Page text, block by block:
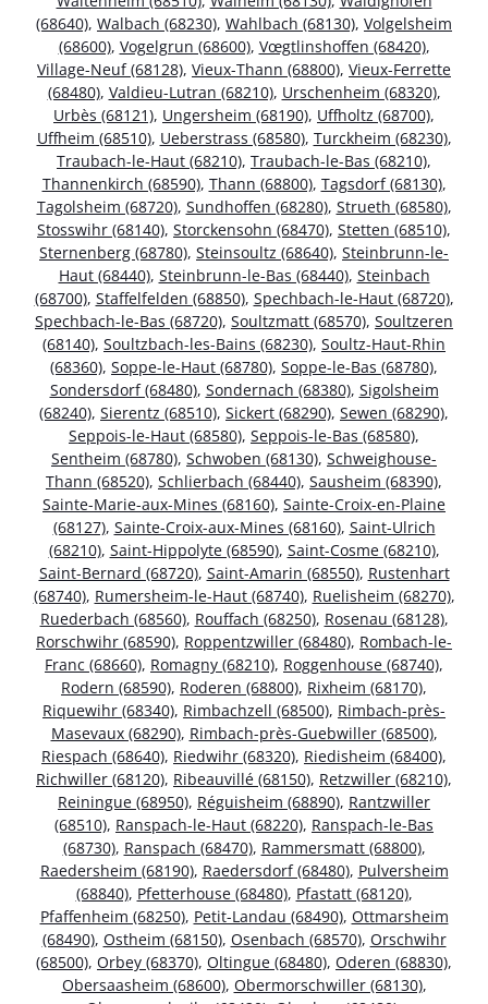
(68640), Walbach (68230), Wahlbach (68130), Volgelsheim
(68600), Vogelgrun (68600), Vœgtlinshoffen (68420),
Village-Neuf (68128), Vieux-Thann (68800), Vieux-Ferrette
(68480), Valdieu-Lutran (68210), Urschenheim (68320),
Urbès (68121), Ungersheim (68190), Uffholtz (68700),
Uffheim (68510), Ueberstrass (68580), Turckheim (68230),
Traubach-le-Haut (68210), Traubach-le-Bas (68210),
Thannenkirch (68590), Thann (68800), Tagsdorf (68130),
Tagolsheim (68720), Sundhoffen (68280), Strueth (68580),
Stosswihr (68140), Storckensohn (68470), Stetten (68510),
Sternenberg (68780), Steinsoultz (68640), Steinbrunn-le-
Haut (68440), Steinbrunn-le-Bas (68440), Steinbach
(68700), Staffelfelden (68850), Spechbach-le-Haut (68720),
Spechbach-le-Bas (68720), Soultzmatt (68570), Soultzeren
(68140), Soultzbach-les-Bains (68230), Soultz-Haut-Rhin
(68360), Soppe-le-Haut (68780), Soppe-le-Bas (68780),
Sondersdorf (68480), Sondernach (68380), Sigolsheim
(68240), Sierentz (68510), Sickert (68290), Sewen (68290),
Seppois-le-Haut (68580), Seppois-le-Bas (68580),
Sentheim (68780), Schwoben (68130), Schweighouse-
Thann (68520), Schlierbach (68440), Sausheim (68390),
Sainte-Marie-aux-Mines (68160), Sainte-Croix-en-Plaine
(68127), Sainte-Croix-aux-Mines (68160), Saint-Ulrich
(68210), Saint-Hippolyte (68590), Saint-Cosme (68210),
Saint-Bernard (68720), Saint-Amarin (68550), Rustenhart
(68740), Rumersheim-le-Haut (68740), Ruelisheim (68270),
Ruederbach (68560), Rouffach (68250), Rosenau (68128),
Rorschwihr (68590), Roppentzwiller (68480), Rombach-le-
Franc (68660), Romagny (68210), Roggenhouse (68740),
Rodern (68590), Roderen (68800), Rixheim (68170),
Riquewihr (68340), Rimbachzell (68500), Rimbach-près-
Masevaux (68290), Rimbach-près-Guebwiller (68500),
Riespach (68640), Riedwihr (68320), Riedisheim (68400),
Richwiller (68120), Ribeauvillé (68150), Retzwiller (68210),
Reiningue (68950), Réguisheim (68890), Rantzwiller
(68510), Ranspach-le-Haut (68220), Ranspach-le-Bas
(68730), Ranspach (68470), Rammersmatt (68800),
Raedersheim (68190), Raedersdorf (68480), Pulversheim
(68840), Pfetterhouse (68480), Pfastatt (68120),
Pfaffenheim (68250), Petit-Landau (68490), Ottmarsheim
(68490), Ostheim (68150), Osenbach (68570), Orschwihr
(68500), Orbey (68370), Oltingue (68480), Oderen (68830),
Obersaasheim (68600), Obermorschwiller (68130),